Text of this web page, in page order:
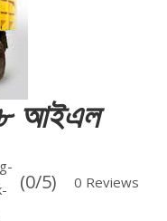
আইএল
(0/5) 0 Reviews